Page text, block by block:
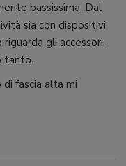
bassissima. Dal
sia con dispositivi
gli accessori,
tanto.
di fascia alta mi